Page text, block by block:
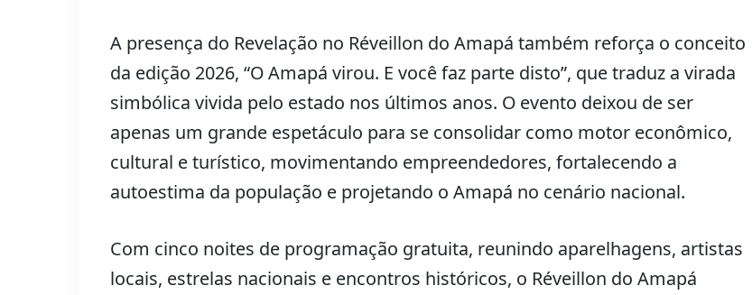
A presença do Revelação no Réveillon do Amapá também reforça o conceito
da edição 2026, “O Amapá virou. E você faz parte disto”, que traduz a virada
simbólica vivida pelo estado nos últimos anos. O evento deixou de ser
apenas um grande espetáculo para se consolidar como motor econômico,
cultural e turístico, movimentando empreendedores, fortalecendo a
autoestima da população e projetando o Amapá no cenário nacional.
Com cinco noites de programação gratuita, reunindo aparelhagens, artistas
locais, estrelas nacionais e encontros históricos, o Réveillon do Amapá